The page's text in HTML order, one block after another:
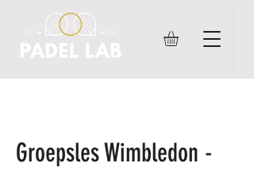
Groepsles Wimbledon -